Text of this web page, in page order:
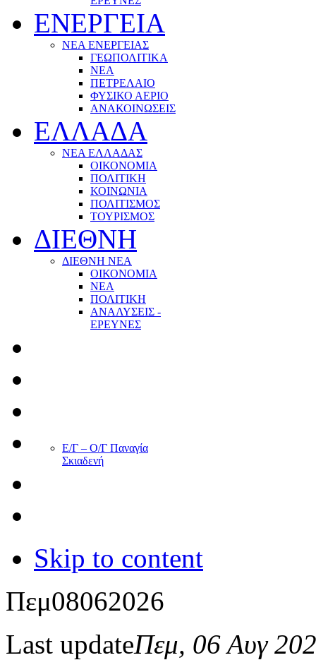
ΕΝΕΡΓΕΙΑ
ΝΕΑ ΕΝΕΡΓΕΙΑΣ
ΓΕΩΠΟΛΙΤΙΚΑ
ΝΕΑ
ΠΕΤΡΕΛΑΙΟ
ΦΥΣΙΚΟ ΑΕΡΙΟ
ΑΝΑΚΟΙΝΩΣΕΙΣ
ΕΛΛΑΔΑ
ΝΕΑ ΕΛΛΑΔΑΣ
ΟΙΚΟΝΟΜΙΑ
ΠΟΛΙΤΙΚΗ
ΚΟΙΝΩΝΙΑ
ΠΟΛΙΤΙΣΜΟΣ
ΤΟΥΡΙΣΜΟΣ
ΔΙΕΘΝΗ
ΔΙΕΘΝΗ ΝΕΑ
ΟΙΚΟΝΟΜΙΑ
ΝΕΑ
ΠΟΛΙΤΙΚΗ
ΑΝΑΛΥΣΕΙΣ -
ΕΡΕΥΝΕΣ
Ε/Γ – Ο/Γ Παναγία
Σκιαδενή
Skip to content
Πεμ08062026
Last updateΠεμ, 06 Αυγ